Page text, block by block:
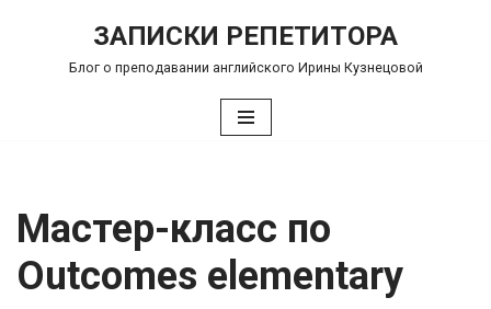
Перейти
ЗАПИСКИ РЕПЕТИТОРА
Блог о преподавании английского Ирины Кузнецовой
Мастер-класс по
Outcomes elementary